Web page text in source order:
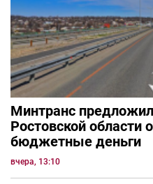
Минтранс
Ростовской области
бюджетные деньги
вчера, 13:10